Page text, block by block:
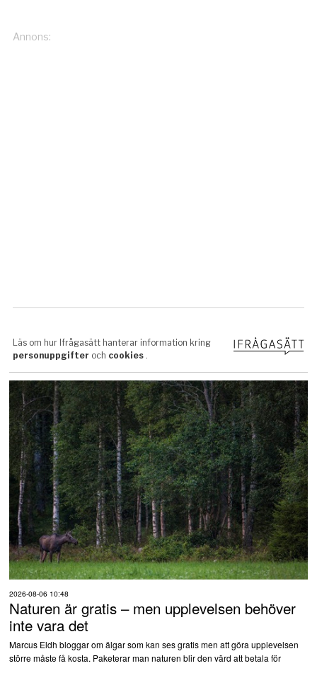
2026-08-06 10:48
Naturen är gratis – men upplevelsen behöver
inte vara det
Marcus Eldh bloggar om älgar som kan ses gratis men att göra upplevelsen
större måste få kosta. Paketerar man naturen blir den värd att betala för